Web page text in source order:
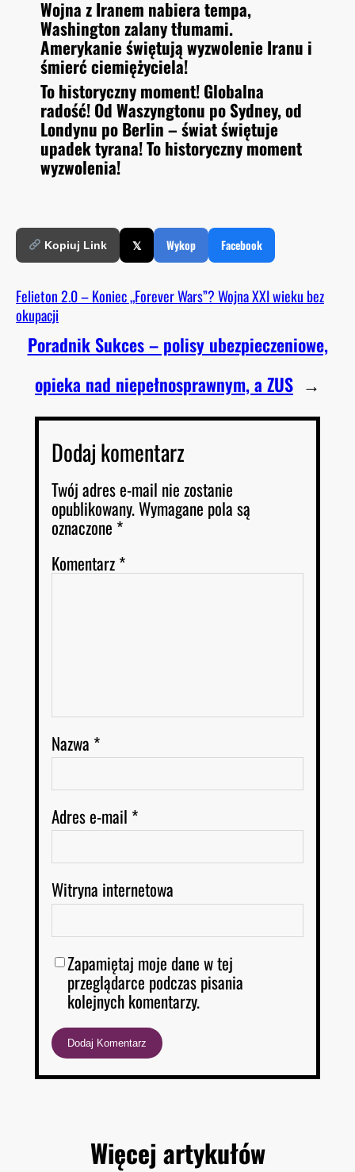
O
D
E
RSS FEED
LINK
EMBED
Wojna z Iranem nabiera tempa,
Washington zalany tłumami.
Amerykanie świętują wyzwolenie Iranu i
śmierć ciemiężyciela!
To historyczny moment! Globalna
radość! Od Waszyngtonu po Sydney, od
Londynu po Berlin – świat świętuje
upadek tyrana! To historyczny moment
wyzwolenia!
Kopiuj Link 𝕏 Wykop Facebook
Felieton 2.0 – Koniec „Forever Wars”? Wojna XXI wieku bez
okupacji
Poradnik Sukces – polisy ubezpieczeniowe,
opieka nad niepełnosprawnym, a ZUS →
Dodaj komentarz
Twój adres e-mail nie zostanie
opublikowany.Wymagane pola są
oznaczone *
Komentarz*
Nazwa *
Adres e-mail *
Witryna internetowa
Zapamiętaj moje dane w tej
przeglądarce podczas pisania
kolejnych komentarzy.
Więcej artykułów